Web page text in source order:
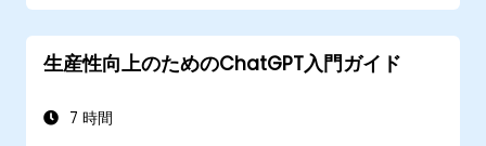
生産性ツールとChatGPTの連携により定型業
務の自動化が行える方法
生産性向上のためのChatGPT入門ガイド
7 時間